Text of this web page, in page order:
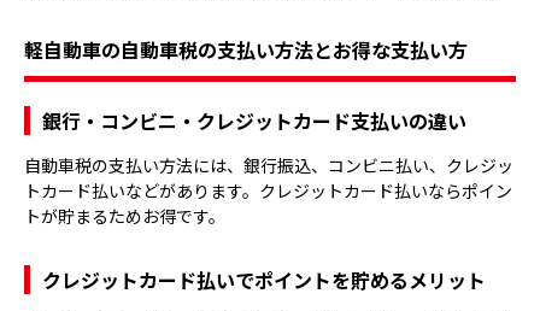
軽自動車の自動車税の支払い方法とお得な支払い方
銀行・コンビニ・クレジットカード支払いの違い
自動車税の支払い方法には、銀行振込、コンビニ払い、クレジッ
トカード払いなどがあります。クレジットカード払いならポイン
トが貯まるためお得です。
クレジットカード払いでポイントを貯めるメリット